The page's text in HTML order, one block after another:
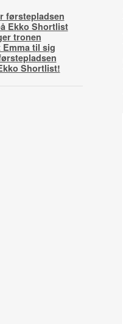
førstepladsen
Ekko Shortlist
tronen
til sig
Shortlist!